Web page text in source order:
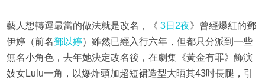
藝人想轉運最當的做法就是改名，《 3日2夜》曾經爆紅的鄧
伊婷（前名鄧以婷）雖然已經入行六年，但都只分派到一些
無名小角色，去年她決定改名後，在劇集《黃金有罪》飾演
妓女Lulu一角，以爆炸頭加超短裙造型大晒其43吋長腿，引